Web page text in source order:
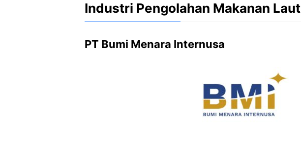
Industri Pengolahan Makanan Laut
PT Bumi Menara Internusa